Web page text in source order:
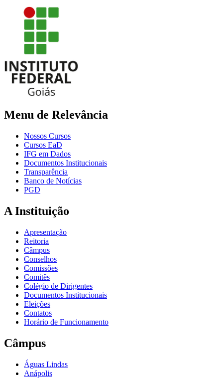
Menu de Relevância
Nossos Cursos
Cursos EaD
IFG em Dados
Documentos Institucionais
Transparência
Banco de Notícias
PGD
A Instituição
Apresentação
Reitoria
Câmpus
Conselhos
Comissões
Comitês
Colégio de Dirigentes
Documentos Institucionais
Eleições
Contatos
Horário de Funcionamento
Câmpus
Águas Lindas
Anápolis